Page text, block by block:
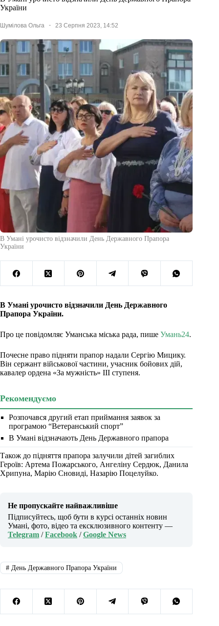
України
Шумілова Ольга 23 Серпня 2023, 14:52
В Умані урочисто відзначили День Державного Прапора
України
В Умані урочисто відзначили День Державного
Прапора України.
Про це повідомляє Уманська міська рада, пише Умань24.
Почесне право підняти прапор надали Сергію Мицику.
Він сержант військової частини, учасник бойових дій,
кавалер ордена «За мужність» III ступеня.
Рекомендуємо
Розпочався другий етап приймання заявок за
програмою “Ветеранський спорт”
В Умані відзначають День Державного прапора
Також до підняття прапора залучили дітей загиблих
Героїв: Артема Пожарського, Ангеліну Сердюк, Данила
Хрипуна, Марію Сновиді, Назарію Поцелуйко.
Не пропускайте найважливіше
Підписуйтесь, щоб бути в курсі останніх новин
Умані, фото, відео та ексклюзивного контенту —
Telegram /Facebook /Google News
#День Державного Прапора України